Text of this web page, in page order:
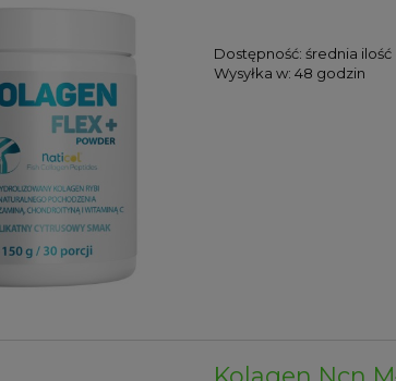
Dostępność: średnia ilość
Wysyłka w: 48 godzin
Kolagen Ncn